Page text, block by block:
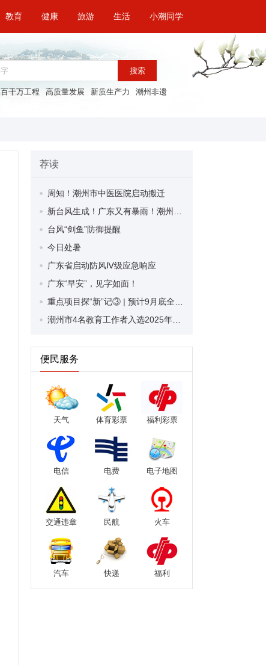
教育 健康 旅游 生活 小潮同学
搜索
百千万工程 高质量发展 新质生产力 潮州非遗
荐读
周知！潮州市中医医院启动搬迁
台风“剑鱼”防御提醒
今日处暑
广东省启动防风Ⅳ级应急响应
广东“早安”，见字如面！
便民服务
天气 体育彩票 福利彩票
电信 电费 电子地图
交通违章 民航 火车
汽车 快递 福利